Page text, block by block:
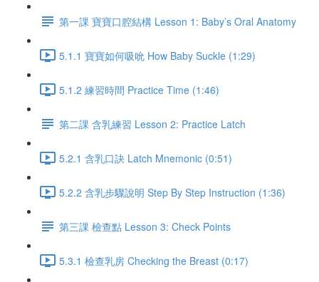
第一課 寶寶口腔結構 Lesson 1: Baby’s Oral Anatomy
5.1.1 寶寶如何吸吮 How Baby Suckle (1:29)
5.1.2 練習時間 Practice Time (1:46)
第二課 含乳練習 Lesson 2: Practice Latch
5.2.1 含乳口訣 Latch Mnemonic (0:51)
5.2.2 含乳步驟說明 Step By Step Instruction (1:36)
第三課 檢查點 Lesson 3: Check Points
5.3.1 檢查乳房 Checking the Breast (0:17)